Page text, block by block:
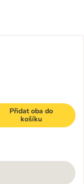
Přidat oba do
košíku